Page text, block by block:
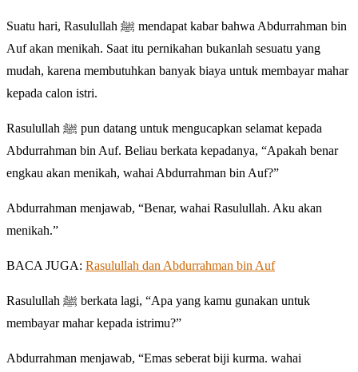
Suatu hari, Rasulullah ﷺ mendapat kabar bahwa Abdurrahman bin
Auf akan menikah. Saat itu pernikahan bukanlah sesuatu yang
mudah, karena membutuhkan banyak biaya untuk membayar mahar
kepada calon istri.
Rasulullah ﷺ pun datang untuk mengucapkan selamat kepada
Abdurrahman bin Auf. Beliau berkata kepadanya, “Apakah benar
engkau akan menikah, wahai Abdurrahman bin Auf?”
Abdurrahman menjawab, “Benar, wahai Rasulullah. Aku akan
menikah.”
BACA JUGA: Rasulullah dan Abdurrahman bin Auf
Rasulullah ﷺ berkata lagi, “Apa yang kamu gunakan untuk
membayar mahar kepada istrimu?”
Abdurrahman menjawab, “Emas seberat biji kurma. wahai